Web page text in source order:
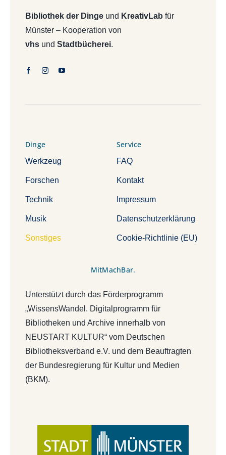
Bibliothek der Dingeund KreativLab für
Münster – Kooperation von
vhsund Stadtbücherei.
Dinge
Werkzeug
Forschen
Technik
Musik
Sonstiges
Service
FAQ
Kontakt
Impressum
Datenschutzerklärung
Cookie-Richtlinie (EU)
MitMachBar.
Unterstützt durch das Förderprogramm
„WissensWandel. Digitalprogramm für
Bibliotheken und Archive innerhalb von
NEUSTART KULTUR“ vom Deutschen
Bibliotheksverband e.V. und dem Beauftragten
der Bundesregierung für Kultur und Medien
(BKM).